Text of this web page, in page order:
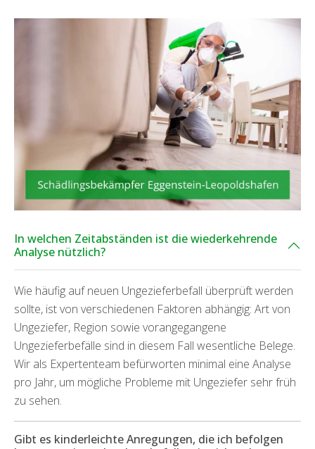
In welchen Zeitabständen ist die wiederkehrende
Analyse nützlich?
Wie häufig auf neuen Ungezieferbefall überprüft werden
sollte, ist von verschiedenen Faktoren abhängig: Art von
Ungeziefer, Region sowie vorangegangene
Ungezieferbefälle sind in diesem Fall wesentliche Belege.
Wir als Expertenteam befürworten minimal eine Analyse
pro Jahr, um mögliche Probleme mit Ungeziefer sehr früh
zu sehen.
Gibt es kinderleichte Anregungen, die ich befolgen